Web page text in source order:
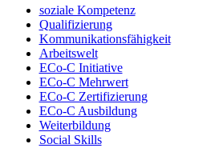
soziale Kompetenz
Qualifizierung
Kommunikationsfähigkeit
Arbeitswelt
ECo-C Initiative
ECo-C Mehrwert
ECo-C Zertifizierung
ECo-C Ausbildung
Weiterbildung
Social Skills